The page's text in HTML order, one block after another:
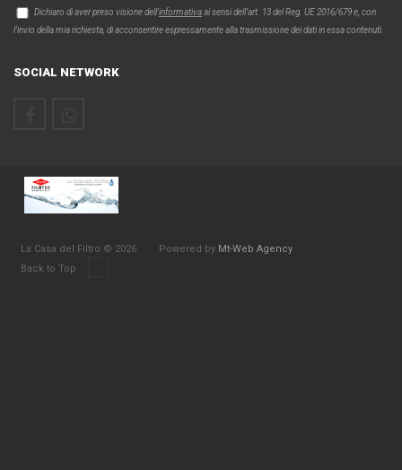
Dichiaro di aver preso visione dell'informativaai sensi dell’art. 13 del Reg. UE 2016/679 e, con
l'invio della mia richiesta, di acconsentire espressamente alla trasmissione dei dati in essa contenuti.
SOCIAL NETWORK
La Casa del Filtro © 2026 Powered by Mt-Web Agency
Back to Top